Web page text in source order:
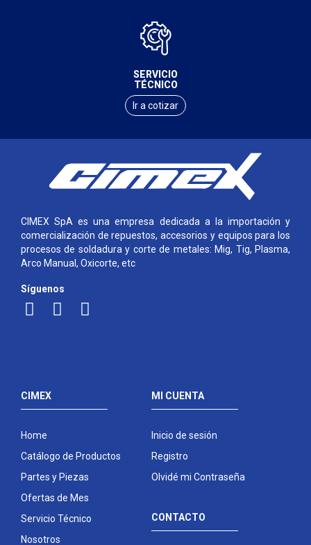
SERVICIO
TÉCNICO
Ir a cotizar
CIMEX SpA es una empresa dedicada a la importación y
comercialización de repuestos, accesorios y equipos para los
procesos de soldadura y corte de metales: Mig, Tig, Plasma,
Arco Manual, Oxicorte, etc
Síguenos
CIMEX
Home
Catálogo de Productos
Partes y Piezas
Ofertas de Mes
Servicio Técnico
Nosotros
MI CUENTA
Inicio de sesión
Registro
Olvidé mi Contraseña
CONTACTO